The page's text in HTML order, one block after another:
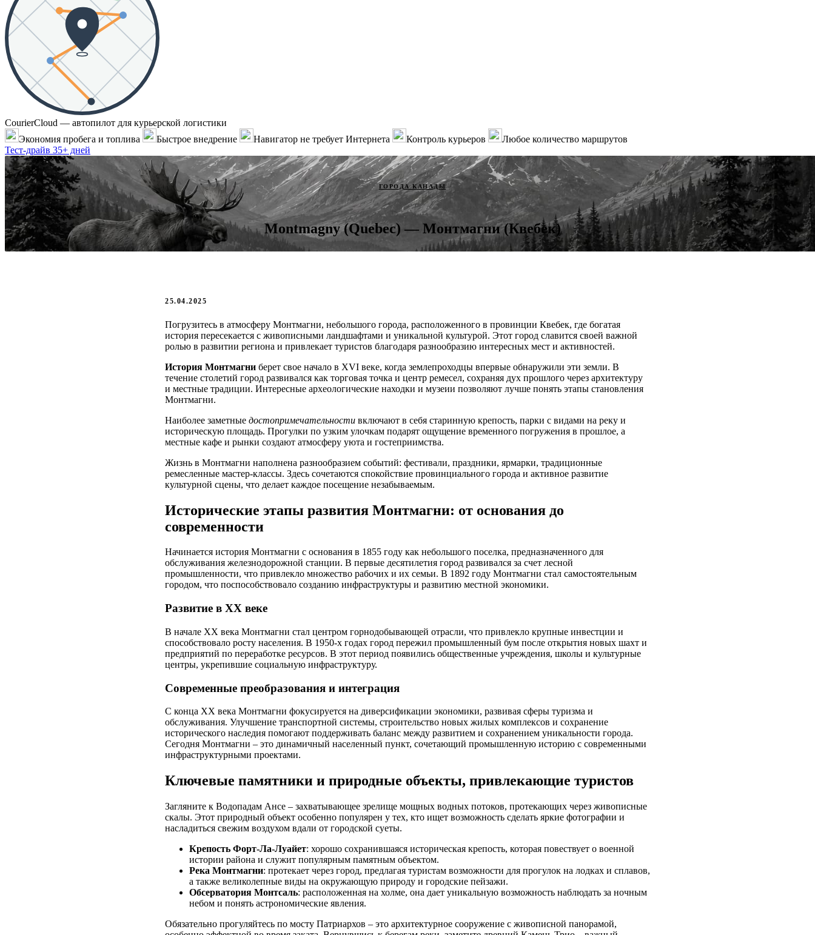
CourierCloud — автопилот для курьерской логистики
Экономия пробега и топлива
Быстрое внедрение Навигатор не требует Интернета Контроль курьеров
Любое количество маршрутов
Тест-драйв 35+ дней
ГОРОДА КАНАДЫ
Montmagny (Quebec) — Монтмагни (Квебек)
25.04.2025
Погрузитесь в атмосферу Монтмагни, небольшого города, расположенного в провинции Квебек, где богатая
история пересекается с живописными ландшафтами и уникальной культурой. Этот город славится своей важной
ролью в развитии региона и привлекает туристов благодаря разнообразию интересных мест и активностей.
История Монтмагни берет свое начало в XVI веке, когда землепроходцы впервые обнаружили эти земли. В
течение столетий город развивался как торговая точка и центр ремесел, сохраняя дух прошлого через архитектуру
и местные традиции. Интересные археологические находки и музеии позволяют лучше понять этапы становления
Монтмагни.
Наиболее заметные достопримечательности включают в себя старинную крепость, парки с видами на реку и
историческую площадь. Прогулки по узким улочкам подарят ощущение временного погружения в прошлое, а
местные кафе и рынки создают атмосферу уюта и гостеприимства.
Жизнь в Монтмагни наполнена разнообразием событий: фестивали, праздники, ярмарки, традиционные
ремесленные мастер-классы. Здесь сочетаются спокойствие провинциального города и активное развитие
культурной сцены, что делает каждое посещение незабываемым.
Исторические этапы развития Монтмагни: от основания до
современности
Начинается история Монтмагни с основания в 1855 году как небольшого поселка, предназначенного для
обслуживания железнодорожной станции. В первые десятилетия город развивался за счет лесной
промышленности, что привлекло множество рабочих и их семьи. В 1892 году Монтмагни стал самостоятельным
городом, что поспособствовало созданию инфраструктуры и развитию местной экономики.
Развитие в ХХ веке
В начале XX века Монтмагни стал центром горнодобывающей отрасли, что привлекло крупные инвестции и
способствовало росту населения. В 1950-х годах город пережил промышленный бум после открытия новых шахт и
предприятий по переработке ресурсов. В этот период появились общественные учреждения, школы и культурные
центры, укрепившие социальную инфраструктуру.
Современные преобразования и интеграция
С конца XX века Монтмагни фокусируется на диверсификации экономики, развивая сферы туризма и
обслуживания. Улучшение транспортной системы, строительство новых жилых комплексов и сохранение
исторического наследия помогают поддерживать баланс между развитием и сохранением уникальности города.
Сегодня Монтмагни – это динамичный населенный пункт, сочетающий промышленную историю с современными
инфраструктурными проектами.
Ключевые памятники и природные объекты, привлекающие туристов
Загляните к Водопадам Ансе – захватывающее зрелище мощных водных потоков, протекающих через живописные
скалы. Этот природный объект особенно популярен у тех, кто ищет возможность сделать яркие фотографии и
насладиться свежим воздухом вдали от городской суеты.
Крепость Форт-Ла-Луайет: хорошо сохранившаяся историческая крепость, которая повествует о военной
истории района и служит популярным памятным объектом.
Река Монтмагни: протекает через город, предлагая туристам возможности для прогулок на лодках и сплавов,
а также великолепные виды на окружающую природу и городские пейзажи.
Обсерватория Монтсаль: расположенная на холме, она дает уникальную возможность наблюдать за ночным
небом и понять астрономические явления.
Обязательно прогуляйтесь по мосту Патриархов – это архитектурное сооружение с живописной панорамой,